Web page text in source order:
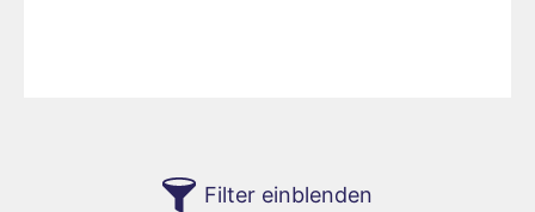
Filter einblenden